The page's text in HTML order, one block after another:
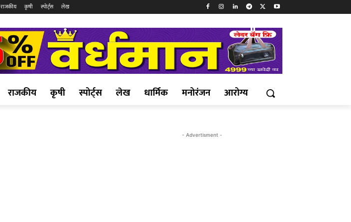
राजकीय कृषी स्पोर्ट्स लेख
राजकीय कृषी स्पोर्ट्स लेख धार्मिक मनोरंजन आरोग्य
- Advertisment -